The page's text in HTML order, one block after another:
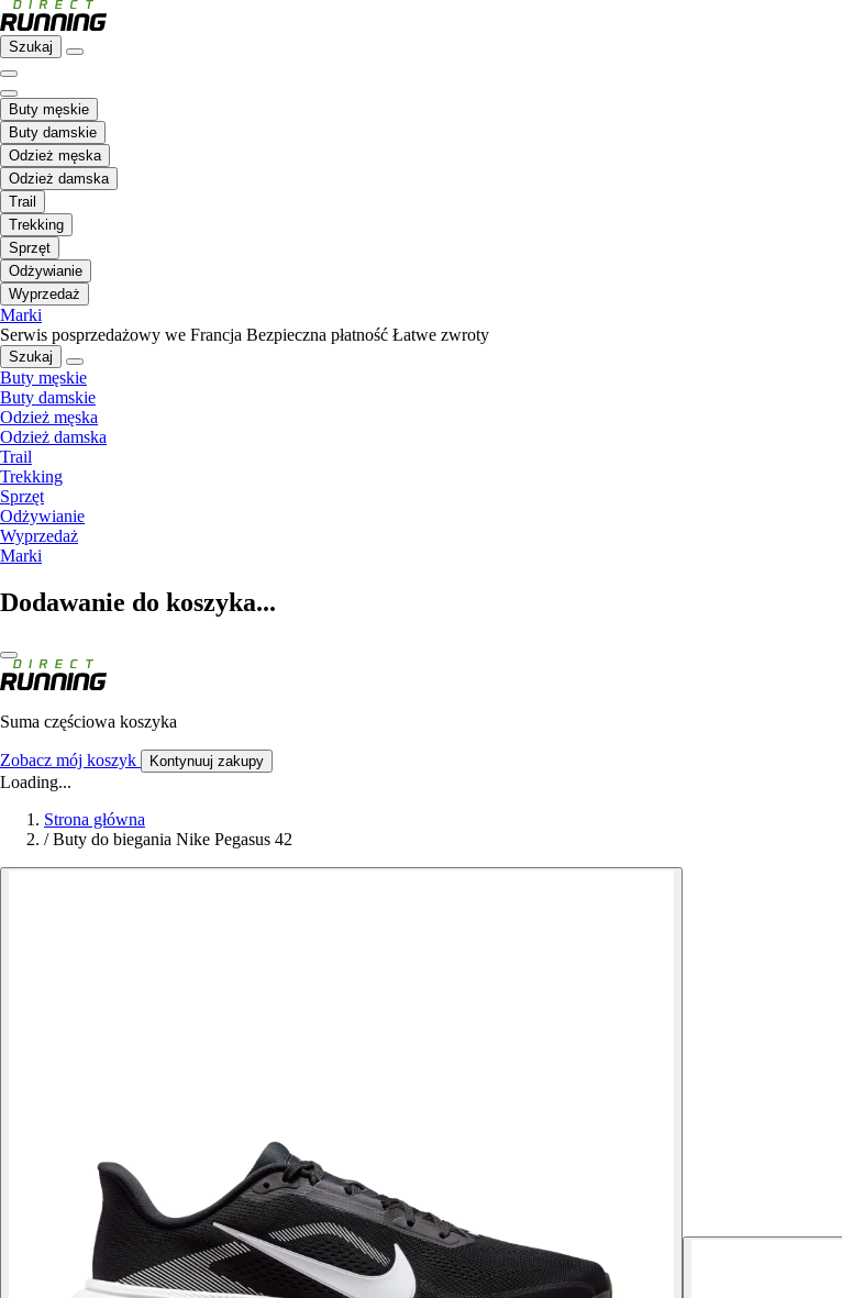
Szukaj
Buty męskie
Buty damskie
Odzież męska
Odzież damska
Trail
Trekking
Sprzęt
Odżywianie
Wyprzedaż
Marki
Serwis posprzedażowy we Francja Bezpieczna płatność Łatwe zwroty
Szukaj
Buty męskie
Buty damskie
Odzież męska
Odzież damska
Trail
Trekking
Sprzęt
Odżywianie
Wyprzedaż
Marki
Dodawanie do koszyka...
Suma częściowa koszyka
Zobacz mój koszyk Kontynuuj zakupy
Loading...
Strona główna
/ Buty do biegania Nike Pegasus 42